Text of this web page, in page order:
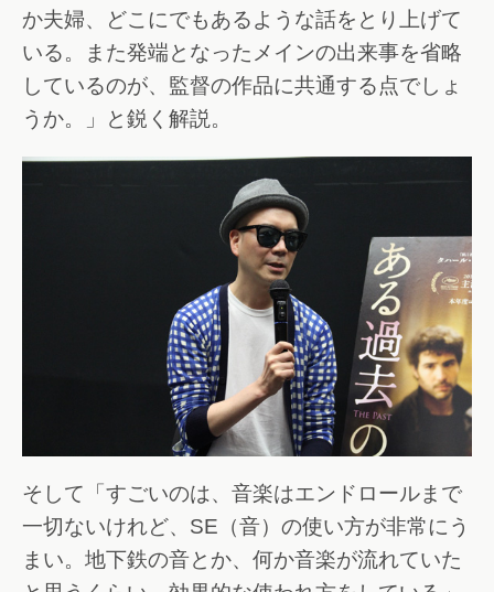
か夫婦、どこにでもあるような話をとり上げて
いる。また発端となったメインの出来事を省略
しているのが、監督の作品に共通する点でしょ
うか。」と鋭く解説。
そして「すごいのは、音楽はエンドロールまで
一切ないけれど、SE（音）の使い方が非常にう
まい。地下鉄の音とか、何か音楽が流れていた